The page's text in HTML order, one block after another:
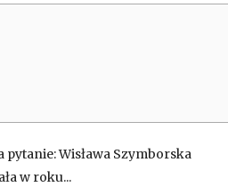
pytanie: Wisława Szymborska
w roku...